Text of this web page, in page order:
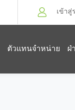
เข้าสู่
ตัวแทนจำหน่าย ฝ่